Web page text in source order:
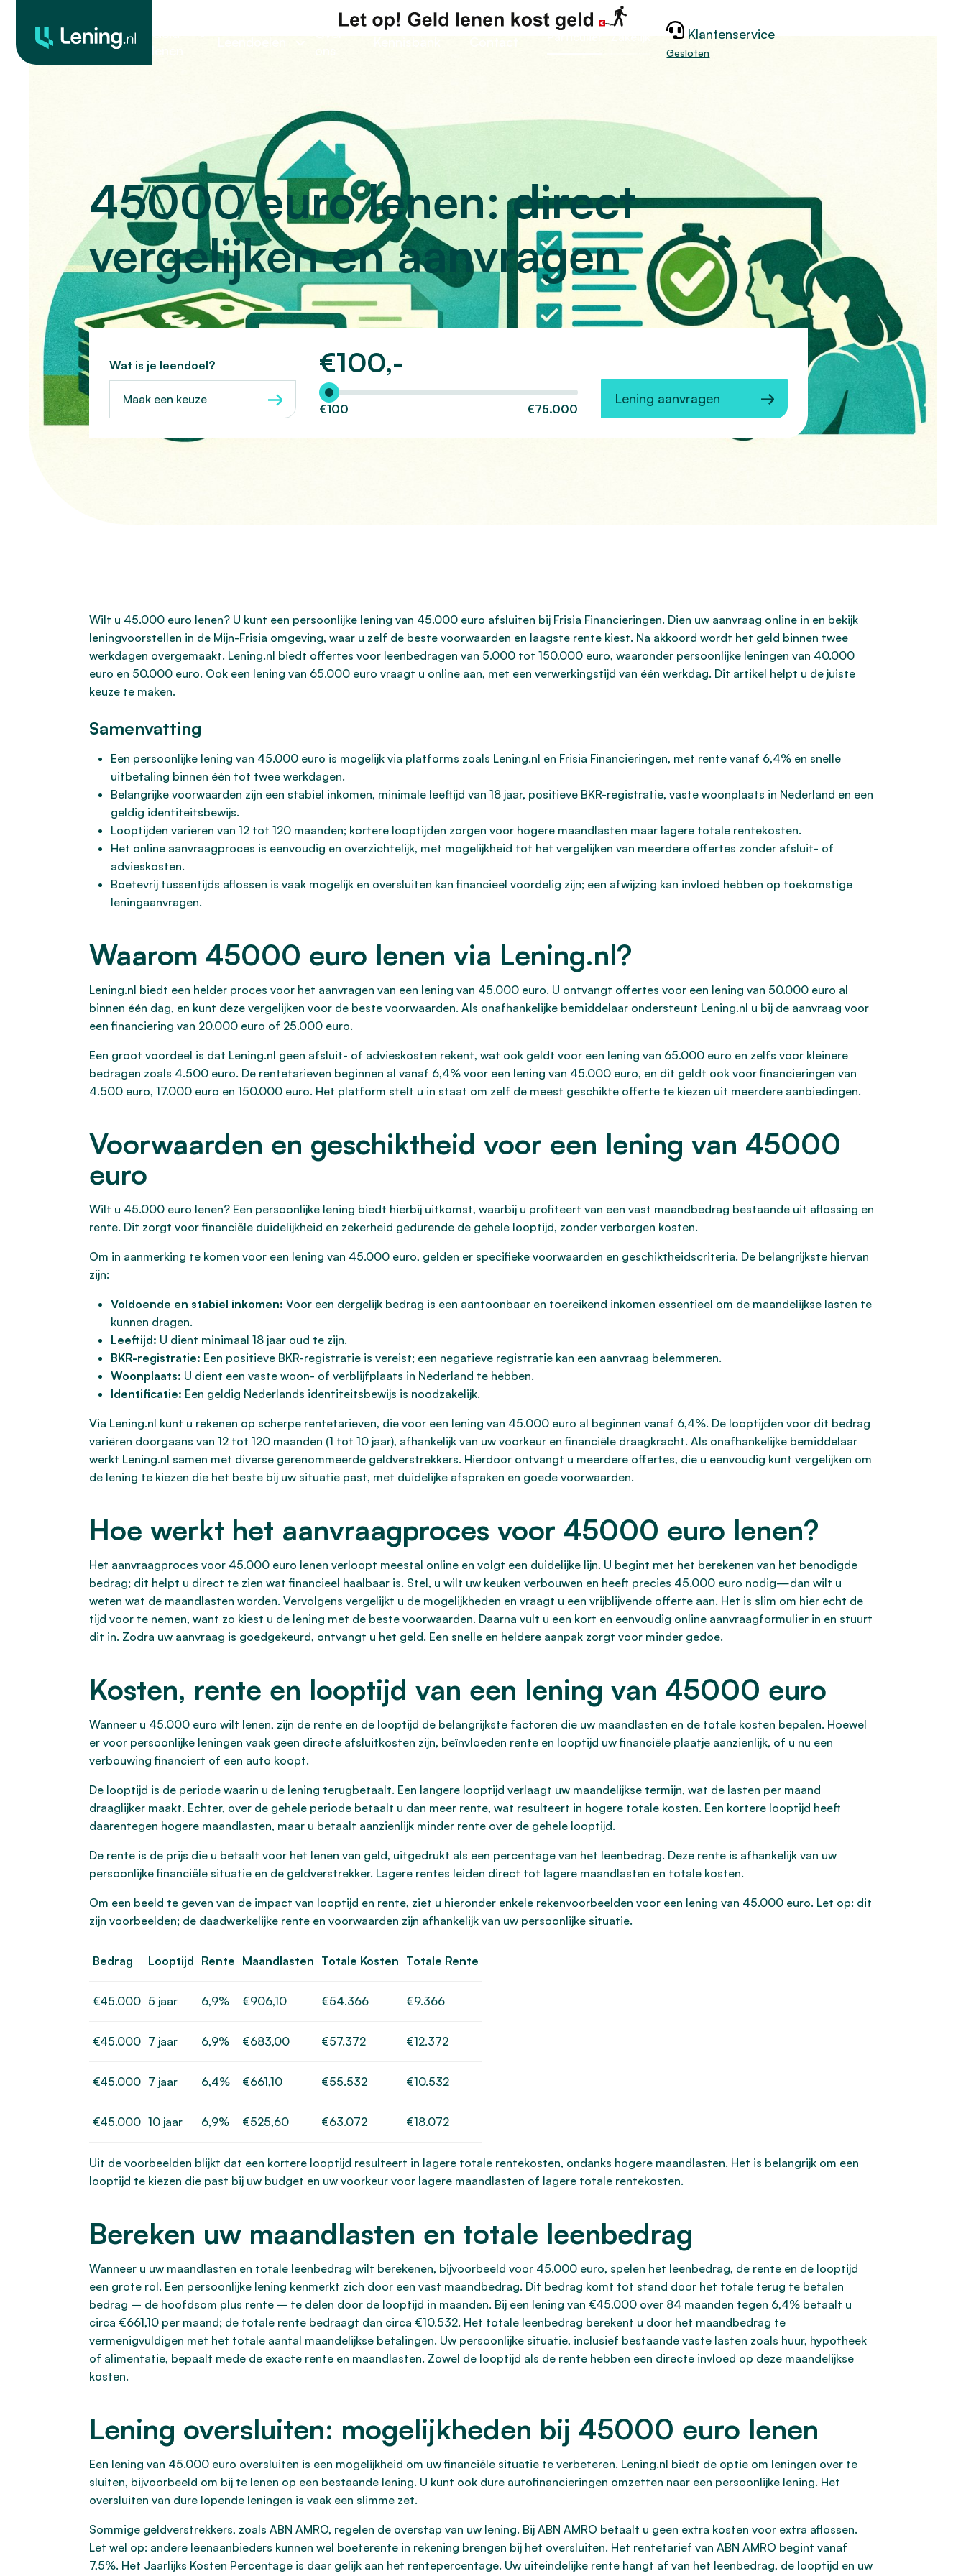
Klantenservice
Gesloten
45000 euro lenen: direct
vergelijken en aanvragen
Wat is je leendoel?
Maak een keuze
€100,-
Hoeveel wilt u lenen?
€100 €75.000
Lening aanvragen
Wilt u 45.000 euro lenen? U kunt een persoonlijke lening van 45.000 euro afsluiten bij Frisia Financieringen. Dien uw aanvraag online in en bekijk
leningvoorstellen in de Mijn-Frisia omgeving, waar u zelf de beste voorwaarden en laagste rente kiest. Na akkoord wordt het geld binnen twee
werkdagen overgemaakt. Lening.nl biedt offertes voor leenbedragen van 5.000 tot 150.000 euro, waaronder persoonlijke leningen van 40.000
euro en 50.000 euro. Ook een lening van 65.000 euro vraagt u online aan, met een verwerkingstijd van één werkdag. Dit artikel helpt u de juiste
keuze te maken.
Samenvatting
Een persoonlijke lening van 45.000 euro is mogelijk via platforms zoals Lening.nl en Frisia Financieringen, met rente vanaf 6,4% en snelle
uitbetaling binnen één tot twee werkdagen.
Belangrijke voorwaarden zijn een stabiel inkomen, minimale leeftijd van 18 jaar, positieve BKR-registratie, vaste woonplaats in Nederland en een
geldig identiteitsbewijs.
Looptijden variëren van 12 tot 120 maanden; kortere looptijden zorgen voor hogere maandlasten maar lagere totale rentekosten.
Het online aanvraagproces is eenvoudig en overzichtelijk, met mogelijkheid tot het vergelijken van meerdere offertes zonder afsluit- of
advieskosten.
Boetevrij tussentijds aflossen is vaak mogelijk en oversluiten kan financieel voordelig zijn; een afwijzing kan invloed hebben op toekomstige
leningaanvragen.
Waarom 45000 euro lenen via Lening.nl?
Lening.nl biedt een helder proces voor het aanvragen van een lening van 45.000 euro. U ontvangt offertes voor een lening van 50.000 euro al
binnen één dag, en kunt deze vergelijken voor de beste voorwaarden. Als onafhankelijke bemiddelaar ondersteunt Lening.nl u bij de aanvraag voor
een financiering van 20.000 euro of 25.000 euro.
Een groot voordeel is dat Lening.nl geen afsluit- of advieskosten rekent, wat ook geldt voor een lening van 65.000 euro en zelfs voor kleinere
bedragen zoals 4.500 euro. De rentetarieven beginnen al vanaf 6,4% voor een lening van 45.000 euro, en dit geldt ook voor financieringen van
4.500 euro, 17.000 euro en 150.000 euro. Het platform stelt u in staat om zelf de meest geschikte offerte te kiezen uit meerdere aanbiedingen.
Voorwaarden en geschiktheid voor een lening van 45000
euro
Wilt u 45.000 euro lenen? Een persoonlijke lening biedt hierbij uitkomst, waarbij u profiteert van een vast maandbedrag bestaande uit aflossing en
rente. Dit zorgt voor financiële duidelijkheid en zekerheid gedurende de gehele looptijd, zonder verborgen kosten.
Om in aanmerking te komen voor een lening van 45.000 euro, gelden er specifieke voorwaarden en geschiktheidscriteria. De belangrijkste hiervan
zijn:
Voldoende en stabiel inkomen: Voor een dergelijk bedrag is een aantoonbaar en toereikend inkomen essentieel om de maandelijkse lasten te
kunnen dragen.
Leeftijd: U dient minimaal 18 jaar oud te zijn.
BKR-registratie: Een positieve BKR-registratie is vereist; een negatieve registratie kan een aanvraag belemmeren.
Woonplaats: U dient een vaste woon- of verblijfplaats in Nederland te hebben.
Identificatie: Een geldig Nederlands identiteitsbewijs is noodzakelijk.
Via Lening.nl kunt u rekenen op scherpe rentetarieven, die voor een lening van 45.000 euro al beginnen vanaf 6,4%. De looptijden voor dit bedrag
variëren doorgaans van 12 tot 120 maanden (1 tot 10 jaar), afhankelijk van uw voorkeur en financiële draagkracht. Als onafhankelijke bemiddelaar
werkt Lening.nl samen met diverse gerenommeerde geldverstrekkers. Hierdoor ontvangt u meerdere offertes, die u eenvoudig kunt vergelijken om
de lening te kiezen die het beste bij uw situatie past, met duidelijke afspraken en goede voorwaarden.
Hoe werkt het aanvraagproces voor 45000 euro lenen?
Het aanvraagproces voor 45.000 euro lenen verloopt meestal online en volgt een duidelijke lijn. U begint met het berekenen van het benodigde
bedrag; dit helpt u direct te zien wat financieel haalbaar is. Stel, u wilt uw keuken verbouwen en heeft precies 45.000 euro nodig—dan wilt u
weten wat de maandlasten worden. Vervolgens vergelijkt u de mogelijkheden en vraagt u een vrijblijvende offerte aan. Het is slim om hier echt de
tijd voor te nemen, want zo kiest u de lening met de beste voorwaarden. Daarna vult u een kort en eenvoudig online aanvraagformulier in en stuurt
dit in. Zodra uw aanvraag is goedgekeurd, ontvangt u het geld. Een snelle en heldere aanpak zorgt voor minder gedoe.
Kosten, rente en looptijd van een lening van 45000 euro
Wanneer u 45.000 euro wilt lenen, zijn de rente en de looptijd de belangrijkste factoren die uw maandlasten en de totale kosten bepalen. Hoewel
er voor persoonlijke leningen vaak geen directe afsluitkosten zijn, beïnvloeden rente en looptijd uw financiële plaatje aanzienlijk, of u nu een
verbouwing financiert of een auto koopt.
De looptijd is de periode waarin u de lening terugbetaalt. Een langere looptijd verlaagt uw maandelijkse termijn, wat de lasten per maand
draaglijker maakt. Echter, over de gehele periode betaalt u dan meer rente, wat resulteert in hogere totale kosten. Een kortere looptijd heeft
daarentegen hogere maandlasten, maar u betaalt aanzienlijk minder rente over de gehele looptijd.
De rente is de prijs die u betaalt voor het lenen van geld, uitgedrukt als een percentage van het leenbedrag. Deze rente is afhankelijk van uw
persoonlijke financiële situatie en de geldverstrekker. Lagere rentes leiden direct tot lagere maandlasten en totale kosten.
Om een beeld te geven van de impact van looptijd en rente, ziet u hieronder enkele rekenvoorbeelden voor een lening van 45.000 euro. Let op: dit
zijn voorbeelden; de daadwerkelijke rente en voorwaarden zijn afhankelijk van uw persoonlijke situatie.
Bedrag Looptijd Rente Maandlasten Totale Kosten Totale Rente
€45.000 5 jaar 6,9% €906,10 €54.366 €9.366
€45.000 7 jaar 6,9% €683,00 €57.372 €12.372
€45.000 7 jaar 6,4% €661,10 €55.532 €10.532
€45.000 10 jaar 6,9% €525,60 €63.072 €18.072
Uit de voorbeelden blijkt dat een kortere looptijd resulteert in lagere totale rentekosten, ondanks hogere maandlasten. Het is belangrijk om een
looptijd te kiezen die past bij uw budget en uw voorkeur voor lagere maandlasten of lagere totale rentekosten.
Bereken uw maandlasten en totale leenbedrag
Wanneer u uw maandlasten en totale leenbedrag wilt berekenen, bijvoorbeeld voor 45.000 euro, spelen het leenbedrag, de rente en de looptijd
een grote rol. Een persoonlijke lening kenmerkt zich door een vast maandbedrag. Dit bedrag komt tot stand door het totale terug te betalen
bedrag – de hoofdsom plus rente – te delen door de looptijd in maanden. Bij een lening van €45.000 over 84 maanden tegen 6,4% betaalt u
circa €661,10 per maand; de totale rente bedraagt dan circa €10.532. Het totale leenbedrag berekent u door het maandbedrag te
vermenigvuldigen met het totale aantal maandelijkse betalingen. Uw persoonlijke situatie, inclusief bestaande vaste lasten zoals huur, hypotheek
of alimentatie, bepaalt mede de exacte rente en maandlasten. Zowel de looptijd als de rente hebben een directe invloed op deze maandelijkse
kosten.
Lening oversluiten: mogelijkheden bij 45000 euro lenen
Een lening van 45.000 euro oversluiten is een mogelijkheid om uw financiële situatie te verbeteren. Lening.nl biedt de optie om leningen over te
sluiten, bijvoorbeeld om bij te lenen op een bestaande lening. U kunt ook dure autofinancieringen omzetten naar een persoonlijke lening. Het
oversluiten van dure lopende leningen is vaak een slimme zet.
Sommige geldverstrekkers, zoals ABN AMRO, regelen de overstap van uw lening. Bij ABN AMRO betaalt u geen extra kosten voor extra aflossen.
Let wel op: andere leenaanbieders kunnen wel boeterente in rekening brengen bij het oversluiten. Het rentetarief van ABN AMRO begint vanaf
7,5%. Het Jaarlijks Kosten Percentage is daar gelijk aan het rentepercentage. Uw uiteindelijke rente hangt af van het leenbedrag, de looptijd en uw